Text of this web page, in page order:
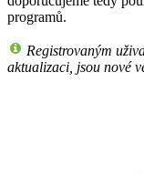
programů.
Registrovaným
aktualizaci, jsou nové